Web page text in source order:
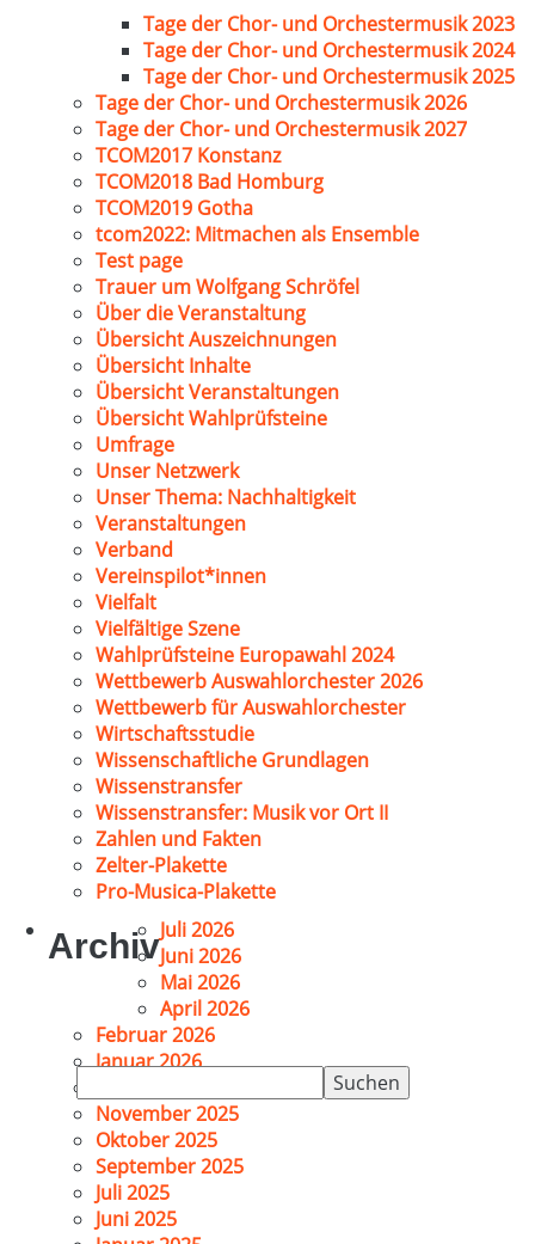
nach:
Tage der Chor- und Orchestermusik 2023
Tage der Chor- und Orchestermusik 2024
Tage der Chor- und Orchestermusik 2025
Tage der Chor- und Orchestermusik 2026
Tage der Chor- und Orchestermusik 2027
TCOM2017 Konstanz
TCOM2018 Bad Homburg
TCOM2019 Gotha
tcom2022: Mitmachen als Ensemble
Test page
Trauer um Wolfgang Schröfel
Über die Veranstaltung
Übersicht Auszeichnungen
Übersicht Inhalte
Übersicht Veranstaltungen
Übersicht Wahlprüfsteine
Umfrage
Unser Netzwerk
Unser Thema: Nachhaltigkeit
Veranstaltungen
Verband
Vereinspilot*innen
Vielfalt
Vielfältige Szene
Wahlprüfsteine Europawahl 2024
Wettbewerb Auswahlorchester 2026
Wettbewerb für Auswahlorchester
Wirtschaftsstudie
Wissenschaftliche Grundlagen
Wissenstransfer
Wissenstransfer: Musik vor Ort II
Zahlen und Fakten
Zelter-Plakette
Pro-Musica-Plakette
ArchivJuli 2026
Juni 2026
Mai 2026
April 2026
Februar 2026
Januar 2026
November 2025
Oktober 2025
September 2025
Juli 2025
Juni 2025